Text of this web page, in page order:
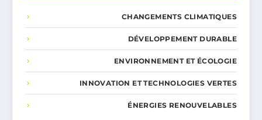
CHANGEMENTS CLIMATIQUES
DÉVELOPPEMENT DURABLE
ENVIRONNEMENT ET ÉCOLOGIE
INNOVATION ET TECHNOLOGIES VERTES
ÉNERGIES RENOUVELABLES